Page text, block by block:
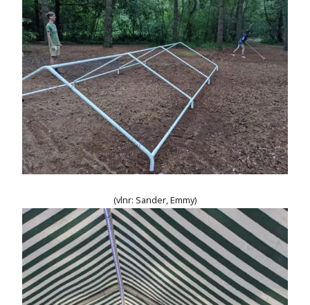
(vlnr: Sander, Emmy)